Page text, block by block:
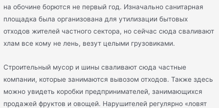
на обочине борются не первый год. Изначально санитарная
площадка была организована для утилизации бытовых
отходов жителей частного сектора, но сейчас сюда сваливают
хлам все кому не лень, везут целыми грузовиками.
Строительный мусор и шины сваливают сюда частные
компании, которые занимаются вывозом отходов. Также здесь
можно увидеть коробки предпринимателей, занимающихся
продажей фруктов и овощей. Нарушителей регулярно «ловят